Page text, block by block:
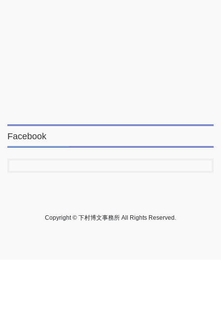
Facebook
Copyright © 下村博文事務所 All Rights Reserved.